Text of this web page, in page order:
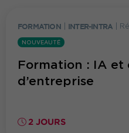
FORMATION INTER-INTRA
NOUVEAUTÉ
Formation : IA et
d’entreprise
2 JOURS